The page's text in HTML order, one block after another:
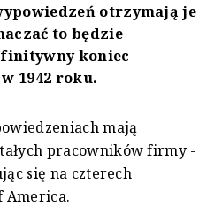
otrzymają je
to będzie
koniec
1942 roku.
mają
pracowników firmy -
się na czterech
America.